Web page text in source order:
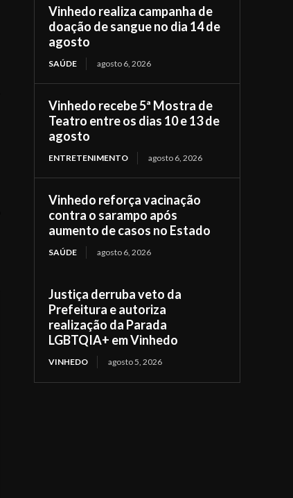
Vinhedo realiza campanha de
doação de sangue no dia 14 de
agosto
SAÚDE agosto 6, 2026
Vinhedo recebe 5ª Mostra de
Teatro entre os dias 10 e 13 de
agosto
ENTRETENIMENTO agosto 6, 2026
Vinhedo reforça vacinação
contra o sarampo após
aumento de casos no Estado
SAÚDE agosto 6, 2026
Justiça derruba veto da
Prefeitura e autoriza
realização da Parada
LGBTQIA+ em Vinhedo
VINHEDO agosto 5, 2026